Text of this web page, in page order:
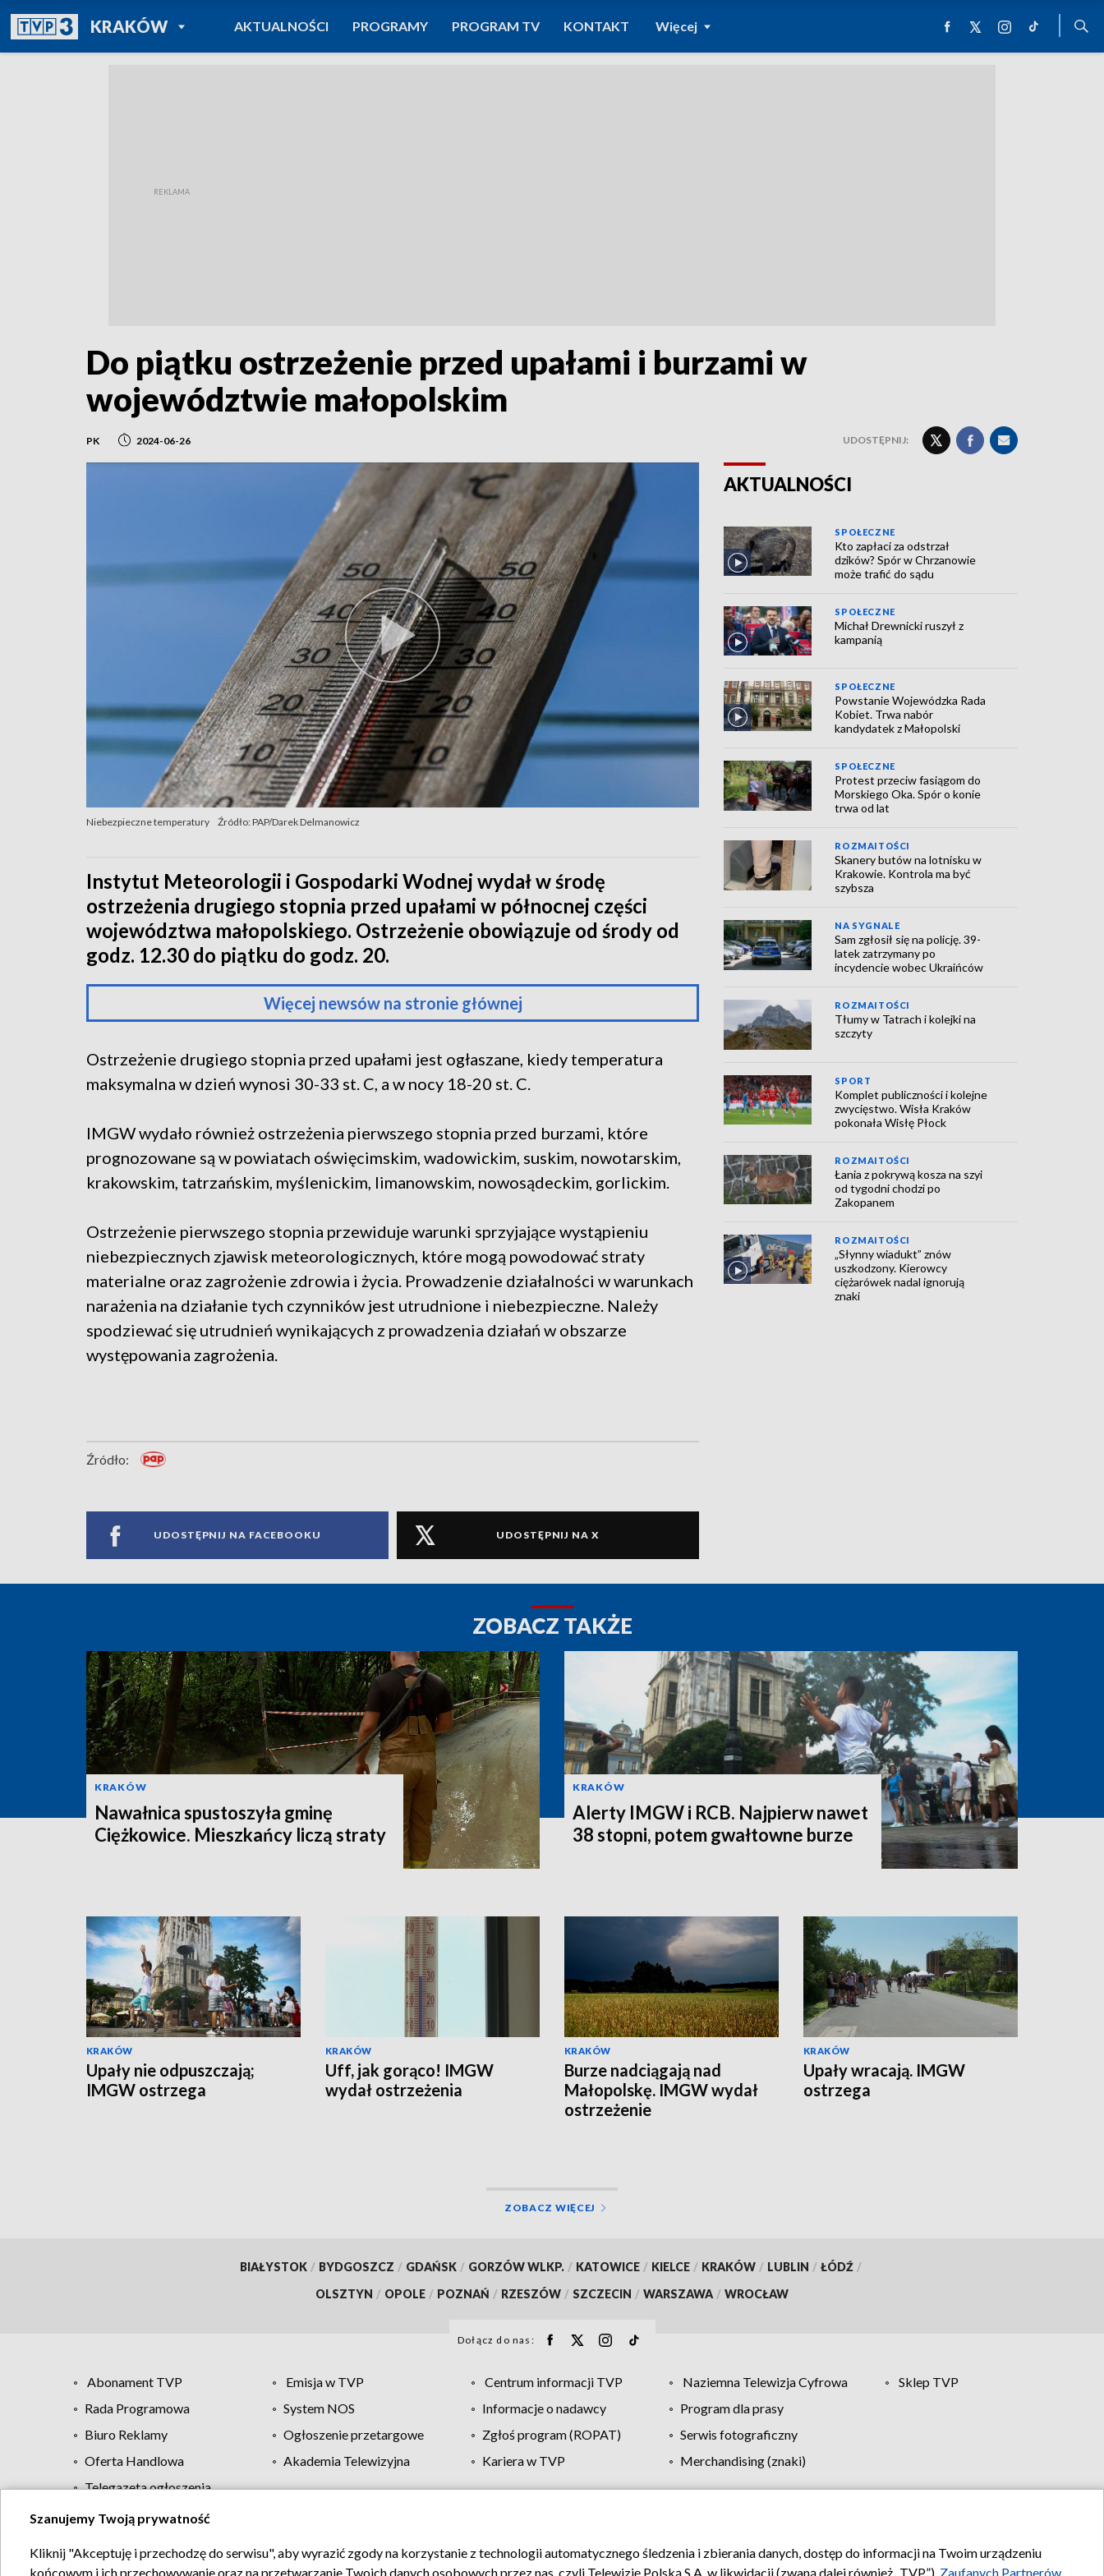
KRAKÓWPOWRÓT DO
TVP REGIONY
AKTUALNOŚCI PROGRAMY PROGRAM TV KONTAKT Więcej
Do piątku ostrzeżenie przed upałami i burzami w
województwie małopolskim
PK 2024-06-26 UDOSTĘPNIJ:
Niebezpieczne temperatury Źródło: PAP/Darek Delmanowicz
Instytut Meteorologii i Gospodarki Wodnej wydał w środę
ostrzeżenia drugiego stopnia przed upałami w północnej części
województwa małopolskiego. Ostrzeżenie obowiązuje od środy od
godz. 12.30 do piątku do godz. 20.
Więcej newsów na stronie głównej
Ostrzeżenie drugiego stopnia przed upałami jest ogłaszane, kiedy temperatura
maksymalna w dzień wynosi 30-33 st. C, a w nocy 18-20 st. C.
IMGW wydało również ostrzeżenia pierwszego stopnia przed burzami, które
prognozowane są w powiatach oświęcimskim, wadowickim, suskim, nowotarskim,
krakowskim, tatrzańskim, myślenickim, limanowskim, nowosądeckim, gorlickim.
Ostrzeżenie pierwszego stopnia przewiduje warunki sprzyjające wystąpieniu
niebezpiecznych zjawisk meteorologicznych, które mogą powodować straty
materialne oraz zagrożenie zdrowia i życia. Prowadzenie działalności w warunkach
narażenia na działanie tych czynników jest utrudnione i niebezpieczne. Należy
spodziewać się utrudnień wynikających z prowadzenia działań w obszarze
występowania zagrożenia.
Źródło:
UDOSTĘPNIJ NA FACEBOOKU UDOSTĘPNIJ NA X
AKTUALNOŚCI
SPOŁECZNE
Kto zapłaci za odstrzał
dzików? Spór w Chrzanowie
może trafić do sądu
SPOŁECZNE
Michał Drewnicki ruszył z
kampanią
SPOŁECZNE
Powstanie Wojewódzka Rada
Kobiet. Trwa nabór
kandydatek z Małopolski
SPOŁECZNE
Protest przeciw fasiągom do
Morskiego Oka. Spór o konie
trwa od lat
ROZMAITOŚCI
Skanery butów na lotnisku w
Krakowie. Kontrola ma być
szybsza
NA SYGNALE
Sam zgłosił się na policję. 39-
latek zatrzymany po
incydencie wobec Ukraińców
ROZMAITOŚCI
Tłumy w Tatrach i kolejki na
szczyty
SPORT
Komplet publiczności i kolejne
zwycięstwo. Wisła Kraków
pokonała Wisłę Płock
ROZMAITOŚCI
Łania z pokrywą kosza na szyi
od tygodni chodzi po
Zakopanem
ROZMAITOŚCI
„Słynny wiadukt” znów
uszkodzony. Kierowcy
ciężarówek nadal ignorują
znaki
ZOBACZ TAKŻE
KRAKÓW
Nawałnica spustoszyła gminę
Ciężkowice. Mieszkańcy liczą straty
KRAKÓW
Alerty IMGW i RCB. Najpierw nawet
38 stopni, potem gwałtowne burze
KRAKÓW
Upały nie odpuszczają;
IMGW ostrzega
KRAKÓW
Uff, jak gorąco! IMGW
wydał ostrzeżenia
KRAKÓW
Burze nadciągają nad
Małopolskę. IMGW wydał
ostrzeżenie
KRAKÓW
Upały wracają. IMGW
ostrzega
ZOBACZ WIĘCEJ
BIAŁYSTOK / BYDGOSZCZ / GDAŃSK / GORZÓW WLKP. / KATOWICE / KIELCE / KRAKÓW / LUBLIN / ŁÓDŹ /
OLSZTYN / OPOLE / POZNAŃ / RZESZÓW / SZCZECIN / WARSZAWA / WROCŁAW
Dołącz do nas:
Abonament TVP Emisja w TVP Centrum informacji TVP Naziemna Telewizja Cyfrowa
Sklep TVP
Rada Programowa
System NOS Informacje o nadawcy
Program dla prasy
Biuro Reklamy
Ogłoszenie przetargowe Zgłoś program (ROPAT)
Serwis fotograficzny
Oferta Handlowa
Akademia Telewizyjna Kariera w TVP
Merchandising (znaki)
Telegazeta ogłoszenia
Regulamin TVP Polityka prywatności Moje zgody Pomoc Biuro reklamy Kontakt
Szanujemy Twoją prywatność
Kliknij "Akceptuję i przechodzę do serwisu", aby wyrazić zgody na korzystanie z technologii automatycznego śledzenia i zbierania danych, dostęp do informacji na Twoim urządzeniu
końcowym i ich przechowywanie oraz na przetwarzanie Twoich danych osobowych przez nas, czyli Telewizję Polską S.A. w likwidacji (zwaną dalej również „TVP”), Zaufanych Partnerów